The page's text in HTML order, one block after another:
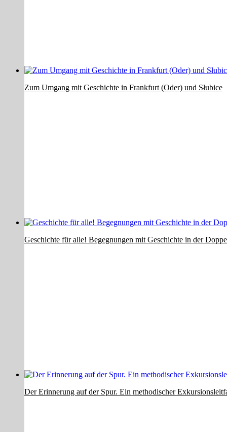
Zum Umgang mit Geschichte in Frankfurt (Oder) und Słubice
Geschichte für alle! Begegnungen mit Geschichte in der
Der Erinnerung auf der Spur. Ein methodischer